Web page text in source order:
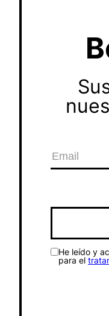
He leído y
para el